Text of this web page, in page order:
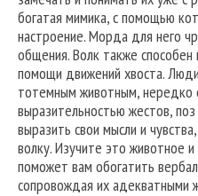
богатая мимика, с помощью
настроение. Морда для него
общения. Волк также
помощи движений хвоста.
тотемным животным, нередко
выразительностью жестов,
выразить свои мысли и
волку. Изучите это животное
поможет вам обогатить
сопровождая их адекватными